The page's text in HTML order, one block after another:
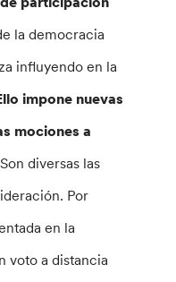
la democracia
influyendo en la
impone nuevas
mociones a
diversas las
Por
en la
voto a distancia